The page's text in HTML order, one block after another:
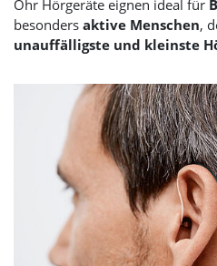
Ohr Hörgeräte eignen ideal für
besonders aktive Menschen,
unauffälligste und kleinste